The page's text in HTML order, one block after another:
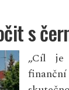
s
„Cíl je